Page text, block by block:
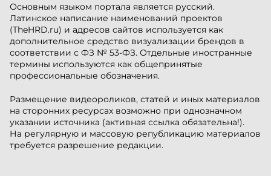
Основным языком портала является русский.
Латинское написание наименований проектов
(TheHRD.ru) и адресов сайтов используется как
дополнительное средство визуализации брендов в
соответствии с ФЗ № 53-ФЗ. Отдельные иностранные
термины используются как общепринятые
профессиональные обозначения.
Размещение видеороликов, статей и иных материалов
на сторонних ресурсах возможно при однозначном
указании источника (активная ссылка обязательна!).
На регулярную и массовую републикацию материалов
требуется разрешение редакции.